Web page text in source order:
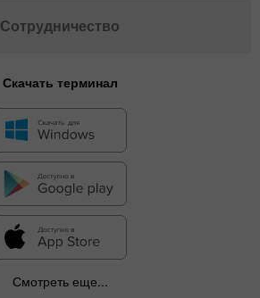
Сотрудничество
Скачать терминал
Смотреть еще...